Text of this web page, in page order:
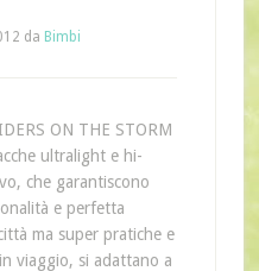
da Bimbi
ON THE STORM
ultralight e hi-
che garantiscono
e perfetta
ma super pratiche e
viaggio, si adattano a